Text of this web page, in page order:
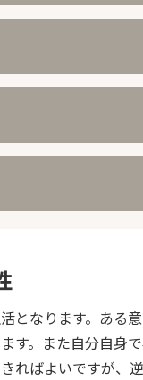
となります。あ
す。また自分自身
ればよいですが、